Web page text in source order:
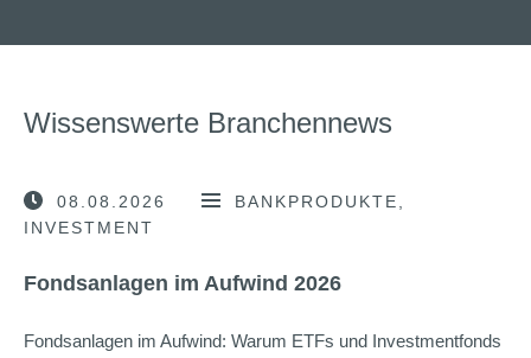
Wissenswerte Branchennews
08.08.2026
BANKPRODUKTE
INVESTMENT
Fondsanlagen im Aufwind 2026
Fondsanlagen im Aufwind: Warum ETFs und Investmentfonds